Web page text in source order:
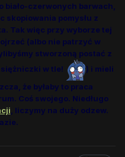
biało-czerwonych barwach,
skopiowania pomysłu z
Tak więc przy wyborze tej
(albo nie patrzyć w
stworzoną postać z
w tle!
) i mieli
że byłaby to praca
Coś swojego. Niedługo
, liczymy na duży odzew.